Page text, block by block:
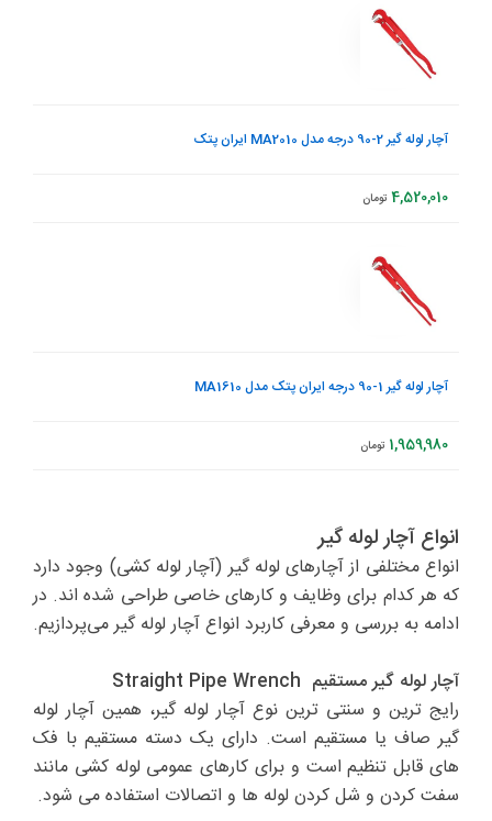
آچار لوله گیر 2-90 درجه مدل MA2010 ایران پتک
4,520,010 تومان
آچار لوله گیر 1-90 درجه ایران پتک مدل MA1610
1,959,980 تومان
انواع آچار لوله گیر
انواع مختلفی از آچارهای لوله گیر (آچار لوله کشی) وجود دارد
که هر کدام برای وظایف و کارهای خاصی طراحی شده اند. در
ادامه به بررسی و معرفی کاربرد انواع آچار لوله گیر می‌پردازیم.
آچار لوله گیر مستقیم Straight Pipe Wrench
رایج ترین و سنتی ترین نوع آچار لوله گیر، همین آچار لوله
گیر صاف یا مستقیم است. دارای یک دسته مستقیم با فک
های قابل تنظیم است و برای کارهای عمومی لوله کشی مانند
سفت کردن و شل کردن لوله ها و اتصالات استفاده می شود.